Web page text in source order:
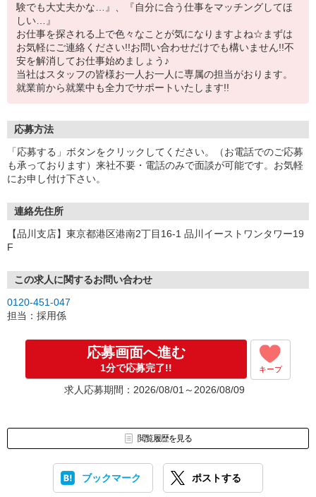
験でも大丈夫かな…』、『自分に合う仕事をマッチングしてほ
しい…』
お仕事を探される上で色々なことが気になりますよね☆まずは
お気軽にご連絡ください!!お問い合わせだけでも構いません!!不
安を解消してお仕事始めましょう♪
当社はスタッフの皆様お一人お一人に専属の担当がおります。
就業前から就業中も全力でサポートいたします!!
応募方法
「応募する」ボタンをクリックしてください。（お電話でのご応募
も承っております）来社不要・電話のみで面談が可能です。お気軽
にお申し付け下さい。
連絡先住所
【品川支店】東京都港区港南2丁目16-1 品川イーストワンタワー19
F
この求人に関するお問い合わせ
0120-451-047
担当：採用係
応募画面へ進む
1分で応募完了!! キープ
求人応募期間：2026/08/01～2026/08/09
閲覧履歴を見る
ブックマーク ポストする